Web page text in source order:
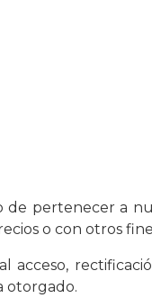
pertenecer a
o con otros
otorgado.